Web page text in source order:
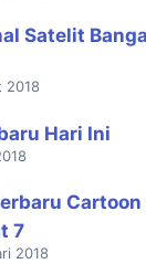
Satelit
2018
Hari Ini
7
2018